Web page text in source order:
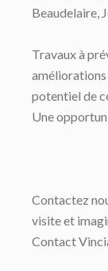
Beaudelaire,
Travaux à
potentiel de
Une
Contactez
visite et
Contact